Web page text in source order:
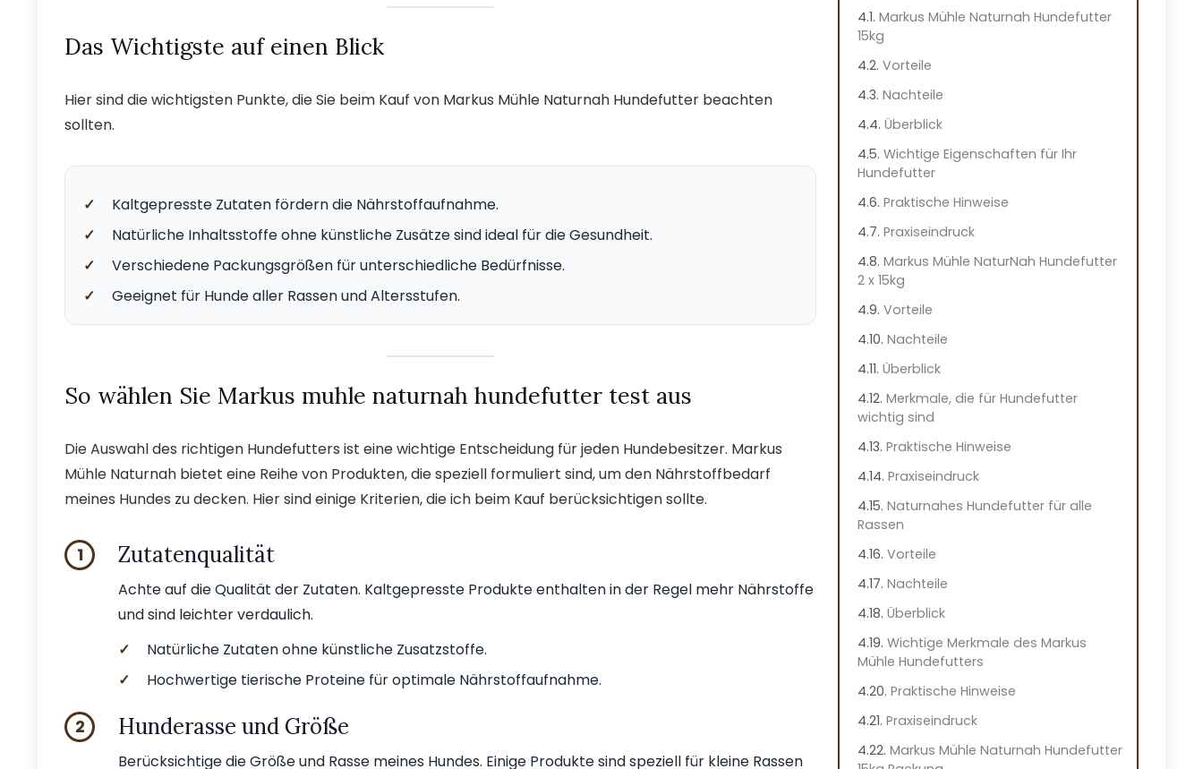
Das Wichtigste auf einen Blick
Hier sind die wichtigsten Punkte, die Sie beim Kauf von Markus Mühle Naturnah Hundefutter beachten
sollten.
✓
Kaltgepresste Zutaten fördern die Nährstoffaufnahme.
✓
Natürliche Inhaltsstoffe ohne künstliche Zusätze sind ideal für die Gesundheit.
✓
Verschiedene Packungsgrößen für unterschiedliche Bedürfnisse.
✓
Geeignet für Hunde aller Rassen und Altersstufen.
So wählen Sie Markus muhle naturnah hundefutter test aus
Die Auswahl des richtigen Hundefutters ist eine wichtige Entscheidung für jeden Hundebesitzer. Markus
Mühle Naturnah bietet eine Reihe von Produkten, die speziell formuliert sind, um den Nährstoffbedarf
meines Hundes zu decken. Hier sind einige Kriterien, die ich beim Kauf berücksichtigen sollte.
1 Zutatenqualität
Achte auf die Qualität der Zutaten. Kaltgepresste Produkte enthalten in der Regel mehr Nährstoffe
und sind leichter verdaulich.
✓
Natürliche Zutaten ohne künstliche Zusatzstoffe.
✓
Hochwertige tierische Proteine für optimale Nährstoffaufnahme.
2 Hunderasse und Größe
Berücksichtige die Größe und Rasse meines Hundes. Einige Produkte sind speziell für kleine Rassen
Markus Mühle Naturnah Hundefutter
15kg
Vorteile
Nachteile
Überblick
Wichtige Eigenschaften für Ihr
Hundefutter
Praktische Hinweise
Praxiseindruck
Markus Mühle NaturNah Hundefutter
2 x 15kg
Vorteile
Nachteile
Überblick
Merkmale, die für Hundefutter
wichtig sind
Praktische Hinweise
Praxiseindruck
Naturnahes Hundefutter für alle
Rassen
Vorteile
Nachteile
Überblick
Wichtige Merkmale des Markus
Mühle Hundefutters
Praktische Hinweise
Praxiseindruck
Markus Mühle Naturnah Hundefutter